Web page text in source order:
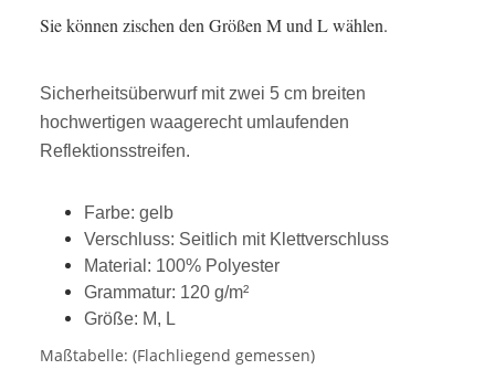
Sie können zischen den Größen M und L wählen.
Sicherheitsüberwurf mit zwei 5 cm breiten
hochwertigen waagerecht umlaufenden
Reflektionsstreifen.
Farbe: gelb
Verschluss: Seitlich mit Klettverschluss
Material: 100% Polyester
Grammatur: 120 g/m²
Größe: M, L
Maßtabelle: (Flachliegend gemessen)